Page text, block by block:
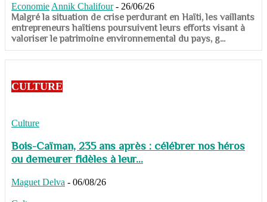
Economie Annik Chalifour - 26/06/26
​​​​​​​Malgré la situation de crise perdurant en Haïti, les vaillants
entrepreneurs haïtiens poursuivent leurs efforts visant à
valoriser le patrimoine environnemental du pays, g...
CULTURE
Culture
Bois-Caïman, 235 ans après : célébrer nos héros
ou demeurer fidèles à leur...
Maguet Delva - 06/08/26